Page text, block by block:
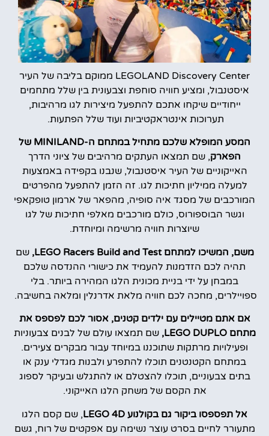
LEGOLAND Discovery Center ממוקם בליבה של העיר
איסטנבול, ומציע חוויה סוחפת וצבעונית בין שלל מתחמים
ייחודיים שיקחו אתכם להתפעל מיצירות לגו מרהיבות,
תערוכות אינטראקטיביות ועוד שלל הפתעות.
המסע המופלא שלכם מתחיל במתחם ה-MINILAND של
הפארק, שם תמצאו העתקים מרהיבים של ציוני הדרך
האייקוניים של העיר איסטנבול, שנבנו בקפידה באמצעות
למעלה ממיליון חתיכות לגו. זה הזמן להתפעל מהפרטים
המורכבים של מסגד איה סופיה, מהפאר של ארמון טופקאפי
וגשר הבוספורוס, כולם מורכבים מאלפי חתיכות של לגו
שיוצרות חוויה מרשימה ומיוחדת.
משם, המשיכו למתחם LEGO Racers Build and Test,
שם
תהיה לכם הזדמנות להעמיד את כישורי ההנדסה שלכם
במבחן על ידי בניית מכונית הלגו המהירה ביותר. בלי
ספויילרים, מחכה לכם חוויה מלאת אדרנלין ומלאה בחשיבה.
אם אתם מטיילים עם ילדים קטנים, אסור לכם לפספס את
מתחם LEGO DUPLO,
שם תמצאו עולם של לבנים צבעוניות
ופעילויות מרתקות שתוכננו במיוחד עבור מבקרים צעירים.
במתחם הקטנטנים תוכלו להתפרע ולבנות מגדלי ענק או
בתים צבעוניים, תוכלו להצטלם או להתגלש ובעיקר לספוג
את הקסם של משחק הלגו האייקוני.
אל תפספסו ביקור גם בקולנוע LEGO 4D
, שם קסם הלגו
מתעורר לחיים בסרט עוצר נשימה עם אפקטים של רוח, גשם